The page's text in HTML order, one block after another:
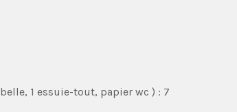
1 essuie-tout, papier wc ) : 7